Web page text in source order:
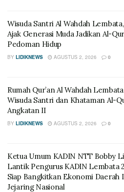
Wisuda Santri Al Wahdah
Ajak Generasi Muda Jadikan Al-
Pedoman Hidup
BY LIDIKNEWS AGUSTUS 2, 2026 0
Rumah Qur’an Al Wahdah
Wisuda Santri dan Khataman Al-
Angkatan II
BY LIDIKNEWS AGUSTUS 2, 2026 0
Ketua Umum KADIN NTT Bobby
Lantik Pengurus KADIN Lembata
Siap Bangkitkan Ekonomi Daerah
Jejaring Nasional